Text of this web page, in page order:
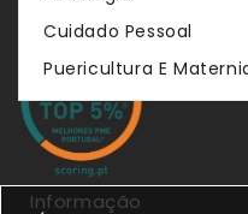
Cuidado Pessoal
Puericultura E
Informação